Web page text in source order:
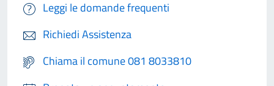
Leggi le domande frequenti
Richiedi Assistenza
Chiama il comune 081 8033810